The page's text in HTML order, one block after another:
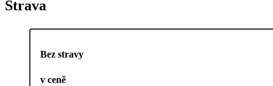
Strava
Bez stravy
v ceně